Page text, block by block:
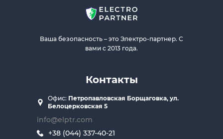
Ваша безопасность – это Электро-партнер. С
вами с 2013 года.
Контакты
Офис: Петропавловская Борщаговка, ул.
Белоцерковская 5
info@elptr.com
+38 (044) 337-40-21